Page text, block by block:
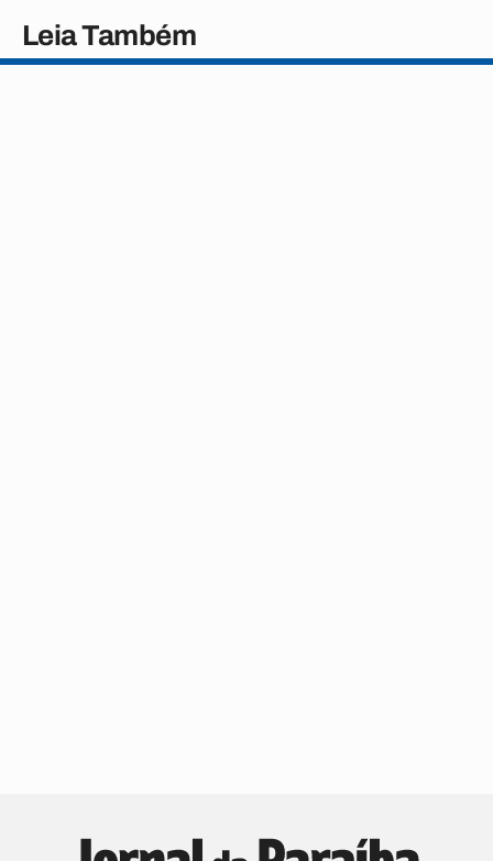
Leia Também